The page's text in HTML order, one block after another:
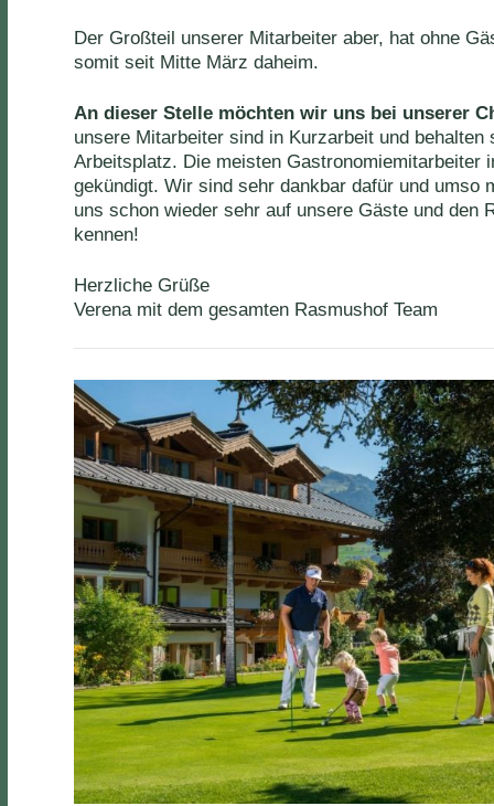
Der Großteil unserer Mitarbeiter aber, hat ohne
somit seit Mitte März daheim.
An dieser Stelle möchten wir uns bei unserer
unsere Mitarbeiter sind in Kurzarbeit und behalten
Arbeitsplatz. Die meisten Gastronomiemitarbeiter
gekündigt. Wir sind sehr dankbar dafür und umso
uns schon wieder sehr auf unsere Gäste und den
kennen!
Herzliche Grüße
Verena mit dem gesamten Rasmushof Team